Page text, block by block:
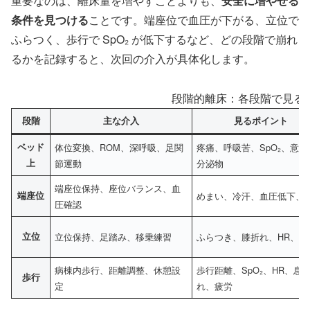
条件を見つけることです。端座位で血圧が下がる、立位で
ふらつく、歩行で SpO₂ が低下するなど、どの段階で崩れ
るかを記録すると、次回の介入が具体化します。
段階的離床：各段階で見る
段階 主な介入 見るポイント
ベッド
上
体位変換、ROM、深呼吸、足関
節運動
疼痛、呼吸苦、SpO₂、意
分泌物
端座位
端座位保持、座位バランス、血
圧確認
めまい、冷汗、血圧低下、
立位 立位保持、足踏み、移乗練習 ふらつき、膝折れ、HR、
歩行
病棟内歩行、距離調整、休憩設
定
歩行距離、SpO₂、HR、息
れ、疲労